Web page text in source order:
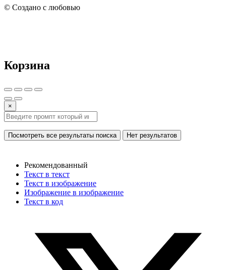
© Создано с любовью
Корзина
×
Посмотреть все результаты поиска Нет результатов
Рекомендованный
Текст в текст
Текст в изображение
Изображение в изображение
Текст в код